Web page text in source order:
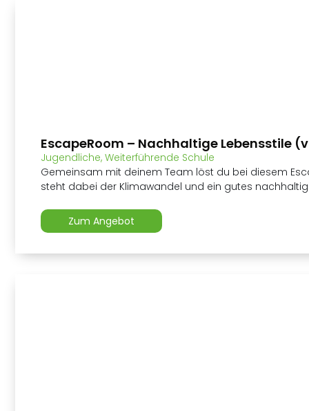
EscapeRoom – Nachhaltige Lebensstile
Jugendliche, Weiterführende Schule
Gemeinsam mit deinem Team löst du bei diesem
steht dabei der Klimawandel und ein gutes
Zum Angebot